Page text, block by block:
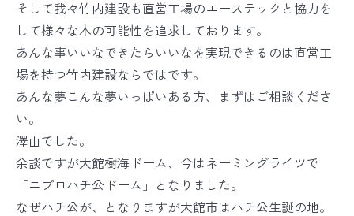
そして我々竹内建設も直営工場のエーステックと協力を
して様々な木の可能性を追求しております。
あんな事いいなできたらいいなを実現できるのは直営工
場を持つ竹内建設ならではです。
あんな夢こんな夢いっぱいある方、まずはご相談くださ
い。
澤山でした。
余談ですが大館樹海ドーム、今はネーミングライツで
「ニプロハチ公ドーム」となりました。
なぜハチ公が、となりますが大館市はハチ公生誕の地。